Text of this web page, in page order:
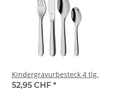
Kindergravurbesteck 4 tlg.
52,95 CHF *